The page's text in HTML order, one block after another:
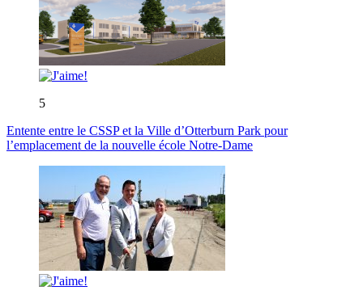
5
Entente entre le CSSP et la Ville d’Otterburn Park pour
l’emplacement de la nouvelle école Notre-Dame